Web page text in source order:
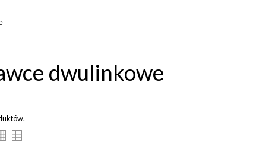
dwulinkowe